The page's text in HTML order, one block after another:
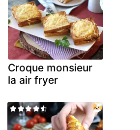
Croque monsieur
la air fryer